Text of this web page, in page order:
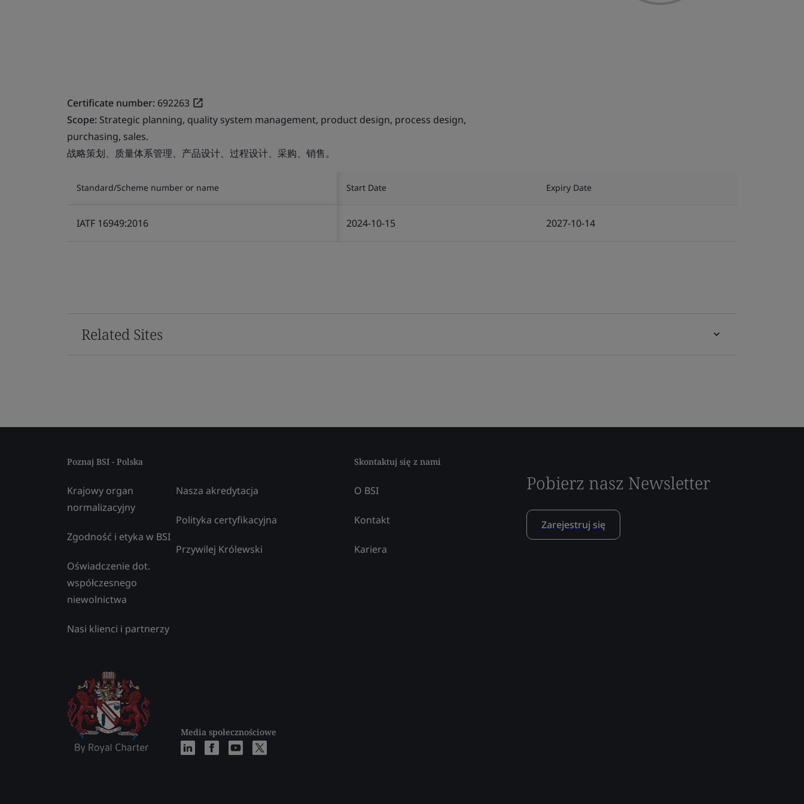
Certificate number: 692263
Scope: Strategic planning, quality system management, product design, process design,
purchasing, sales.
战略策划、质量体系管理、产品设计、过程设计、采购、销售。
Standard/Scheme number or name Start Date Expiry Date
IATF 16949:2016 2024-10-15 2027-10-14
Related Sites
Poznaj BSI - Polska
Krajowy organ
normalizacyjny
Zgodność i etyka w BSI
Oświadczenie dot.
współczesnego
niewolnictwa
Nasi klienci i partnerzy
Nasza akredytacja
Polityka certyfikacyjna
Przywilej Królewski
Media społecznościowe
Skontaktuj się z nami
O BSI
Kontakt
Kariera
Pobierz nasz Newsletter
Zarejestruj się